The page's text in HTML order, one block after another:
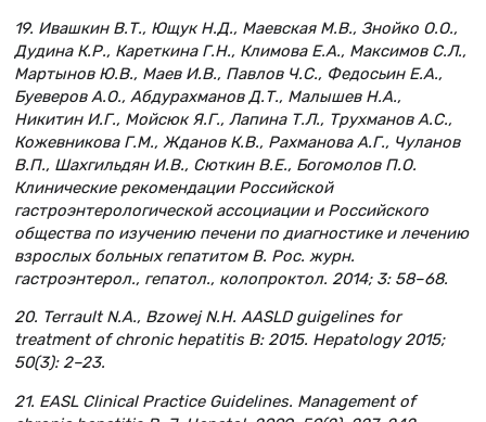
19. Ивашкин В.Т., Ющук Н.Д., Маевская М.В., Знойко О.О.,
Дудина К.Р., Кареткина Г.Н., Климова Е.А., Максимов С.Л.,
Мартынов Ю.В., Маев И.В., Павлов Ч.С., Федосьин Е.А.,
Буеверов А.О., Абдурахманов Д.Т., Малышев Н.А.,
Никитин И.Г., Мойсюк Я.Г., Лапина Т.Л., Трухманов А.С.,
Кожевникова Г.М., Жданов К.В., Рахманова А.Г., Чуланов
В.П., Шахгильдян И.В., Сюткин В.Е., Богомолов П.О.
Клинические рекомендации Российской
гастроэнтерологической ассоциации и Российского
общества по изучению печени по диагностике и лечению
взрослых больных гепатитом В. Рос. журн.
гастроэнтерол., гепатол., колопроктол. 2014; 3: 58–68.
20. Terrault N.A., Bzowej N.H. AASLD guigelines for
treatment of chronic hepatitis B: 2015. Hepatology 2015;
50(3): 2–23.
21. EASL Clinical Practice Guidelines. Management of